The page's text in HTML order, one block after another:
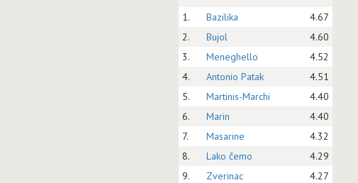
1. Bazilika
4.67
2.
Bujol
4.60
3.
Meneghello
4.52
4.
Antonio Patak
4.51
5.
Martinis-Marchi
4.40
6.
Marin
4.40
7.
Masarine
4.32
8.
Lako čemo
4.29
9.
Zverinac
4.27